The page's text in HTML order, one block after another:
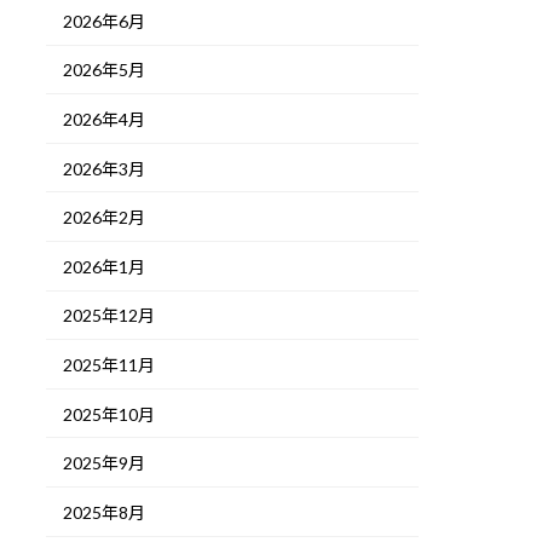
2026年6月
2026年5月
2026年4月
2026年3月
2026年2月
2026年1月
2025年12月
2025年11月
2025年10月
2025年9月
2025年8月